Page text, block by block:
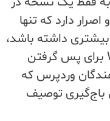
تا سال 2027 است و اصرار دارد که تنها
بیشتری داشته باشد،
تحت فشار قرار دادن WP Engine برای پس گرفتن
وردپرس که
باج‌گیری توصیف